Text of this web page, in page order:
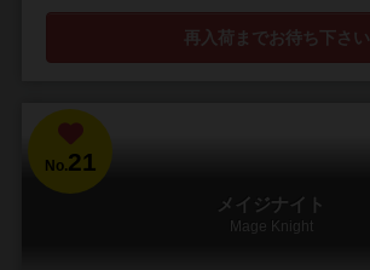
再入荷までお待ち下さい
No.21
メイジナイト
Mage Knight